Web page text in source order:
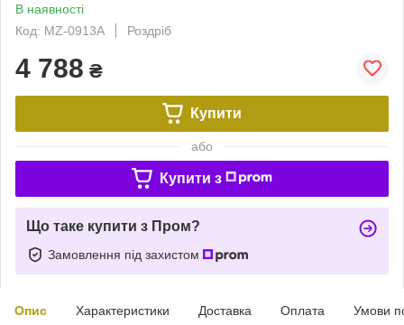
В наявності
Код: MZ-0913A
Роздріб
4 788 ₴
Купити
або
Купити з
Що таке купити з Пром?
Замовлення під захистом
Опис Характеристики Доставка Оплата Умови